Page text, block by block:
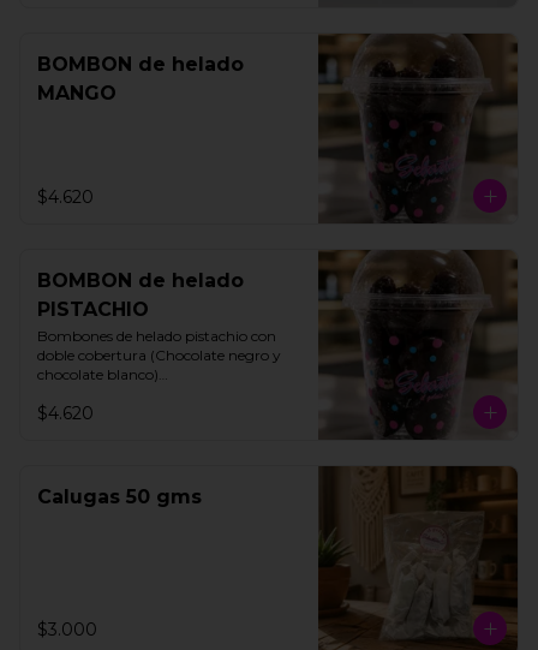
BOMBON de helado
MANGO
$4.620
BOMBON de helado
PISTACHIO
Bombones de helado pistachio con
doble cobertura (Chocolate negro y
chocolate blanco)
15 unidades aproximadamente.
$4.620
Calugas 50 gms
$3.000